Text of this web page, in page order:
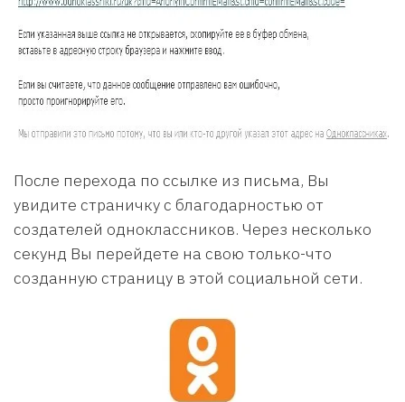
После перехода по ссылке из письма, Вы
увидите страничку с благодарностью от
создателей одноклассников. Через несколько
секунд Вы перейдете на свою только-что
созданную страницу в этой социальной сети.